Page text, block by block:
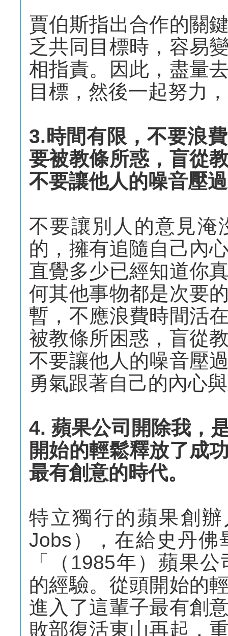
賈伯斯指出合作的關
乏共同目標時，容易
相指責。因此，盡量
目標，然後一起努力
3.時間有限，不要浪
要被教條所惑，盲從
不要讓他人的噪音壓
不要讓別人的意見淹
的，擁有追隨自己內
直覺多少已經知道你
何其他事物都是次要
暫，不應浪費時間活
被教條所困惑，盲從
不要讓他人的噪音壓
勇氣跟著自己的內心
4. 蘋果公司開除我，
開始的輕鬆釋放了成
最有創意的時代。
特立獨行的蘋果創
Jobs），在給史丹佛
「（1985年）蘋果
的經驗。從頭開始的
進入了這輩子最有創
敗部復活東山再起，